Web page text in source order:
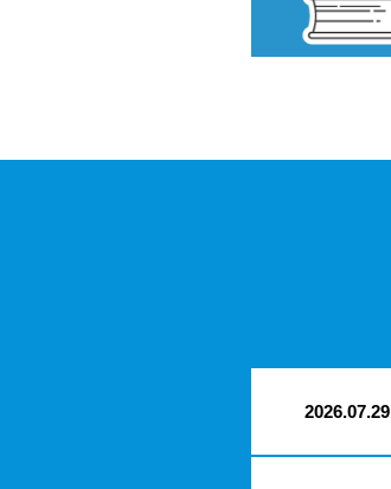
2026.07.29